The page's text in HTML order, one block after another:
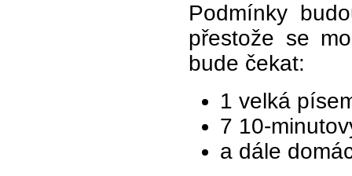
Podmínky
přestože se
bude čekat:
1 velká
7 10-
a dále